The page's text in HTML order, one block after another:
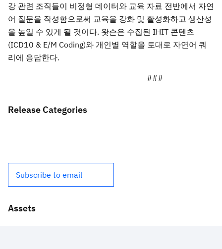
강 관련 조직들이 비정형 데이터와 교육 자료 전반에서 자연
어 질문을 작성함으로써 교육을 강화 및 활성화하고 생산성
을 높일 수 있게 될 것이다. 왓슨은 수집된 IHIT 콘텐츠
(ICD10 & E/M Coding)와 개인별 역할을 토대로 자연어 쿼
리에 응답한다.
###
Release Categories
Subscribe to email
Assets